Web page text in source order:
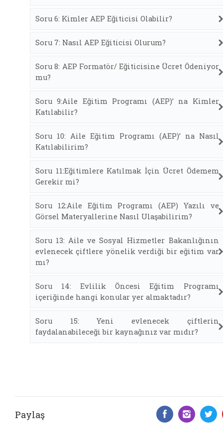
Soru 6: Kimler AEP Eğiticisi Olabilir?
Soru 7: Nasıl AEP Eğiticisi Olurum?
Soru 8: AEP Formatör/ Eğiticisine Ücret Ödeniyor
mu?
Soru 9:Aile Eğitim Programı (AEP)’ na Kimler
Katılabilir?
Soru 10: Aile Eğitim Programı (AEP)’ na Nasıl
Katılabilirim?
Soru 11:Eğitimlere Katılmak İçin Ücret Ödemem
Gerekir mi?
Soru 12:Aile Eğitim Programı (AEP) Yazılı ve
Görsel Materyallerine Nasıl Ulaşabilirim?
Soru 13: Aile ve Sosyal Hizmetler Bakanlığının
evlenecek çiftlere yönelik verdiği bir eğitim var
mı?
Soru 14: Evlilik Öncesi Eğitim Programı
içeriğinde hangi konular yer almaktadır?
Soru 15: Yeni evlenecek çiftlerin
faydalanabileceği bir kaynağınız var mıdır?
Paylaş